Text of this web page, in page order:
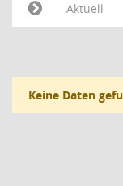
Aktuell
Keine Daten